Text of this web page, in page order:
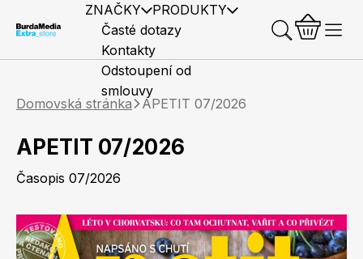
ZNAČKY PRODUKTY
Elle
Předplatné časopisů
Časté dotazy
Kontakty
Odstoupení od
smlouvy
Domovská stránka
APETIT 07/2026
APETIT 07/2026
Časopis 07/2026